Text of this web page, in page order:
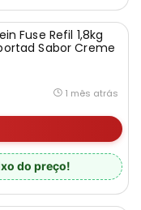
Fuse Refil 1,8kg
Sabor Creme
1 mês atrás
do preço!